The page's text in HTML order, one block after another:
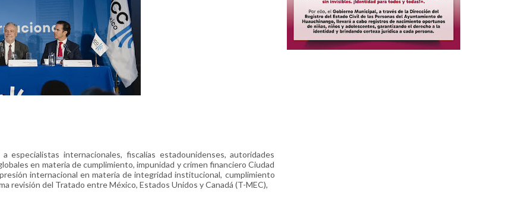
internacionales, fiscalías estadounidenses, autoridades
en materia de cumplimiento, impunidad y crimen financiero Ciudad
internacional en materia de integridad institucional, cumplimiento
revisión del Tratado entre México, Estados Unidos y Canadá (T-MEC),